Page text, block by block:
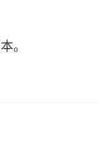
。